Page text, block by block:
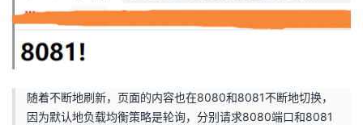
随着不断地刷新，页面的内容也在8080和8081不断地切换，
因为默认地负载均衡策略是轮询，分别请求8080端口和8081